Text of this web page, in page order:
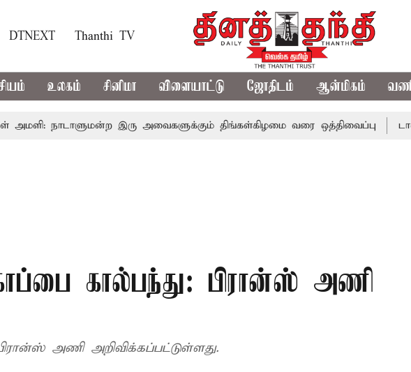
DTNEXT Thanthi TV
உலகம் சினிமா விளையாட்டு ஜோதிடம் ஆன்மிகம்
நாடாளுமன்ற இரு அவைகளுக்கும் திங்கள்கிழமை வரை ஒத்திவைப்பு டாஸ்மாக்
கால்பந்து: பிரான்ஸ் அணி
அணி அறிவிக்கப்பட்டுள்ளது.